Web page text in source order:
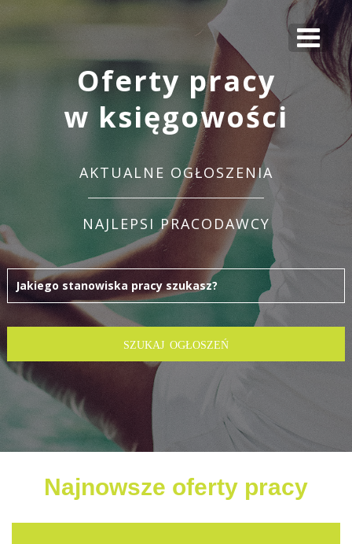
Oferty pracy
w księgowości
AKTUALNE OGŁOSZENIA
NAJLEPSI PRACODAWCY
Najnowsze oferty pracy